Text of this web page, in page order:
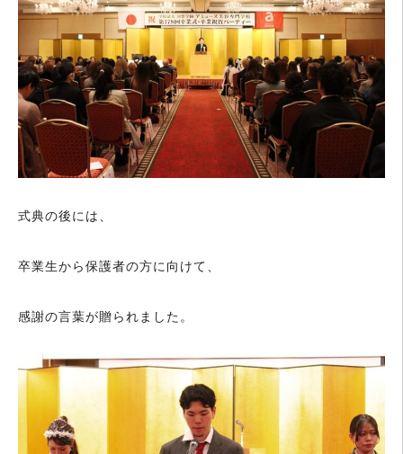
式典の後には、
卒業生から保護者の方に向けて、
感謝の言葉が贈られました。